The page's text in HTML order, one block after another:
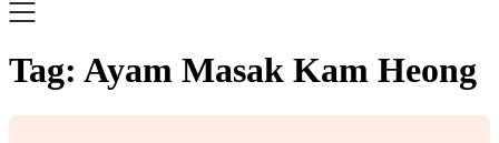
Tag: Ayam Masak Kam Heong